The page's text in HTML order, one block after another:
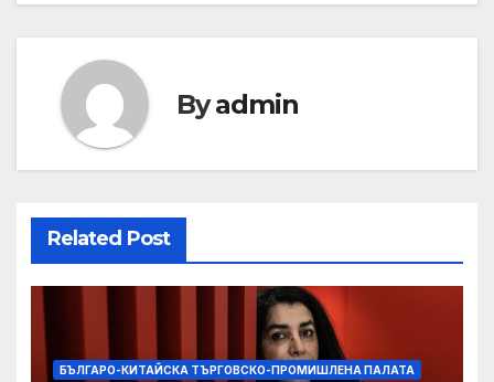
Byadmin
Related Post
БЪЛГАРО-КИТАЙСКА ТЪРГОВСКО-ПРОМИШЛЕНА ПАЛАТА